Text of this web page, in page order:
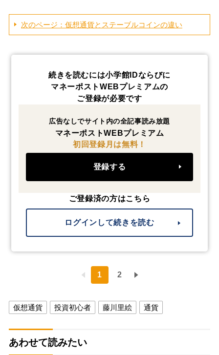
次のページ：仮想通貨とステーブルコインの違い
続きを読むには小学館IDならびに
マネーポストWEBプレミアムの
ご登録が必要です
広告なしでサイト内の全記事読み放題
マネーポストWEBプレミアム
初回登録月は無料！
登録する
ご登録済の方はこちら
ログインして続きを読む
1 2
仮想通貨 投資初心者 藤川里絵 通貨
あわせて読みたい